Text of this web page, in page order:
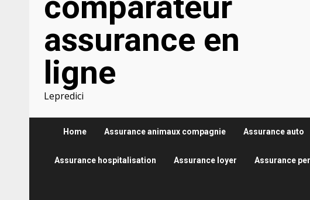
assurance en
ligne
Lepredici
Home Assurance animaux compagnie Assurance auto
Assurance hospitalisation Assurance loyer Assurance